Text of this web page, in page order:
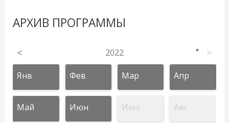
АРХИВ ПРОГРАММЫ
< 2022 ▼ >
Янв Фев Мар Апр
Май Июн Июл Авг